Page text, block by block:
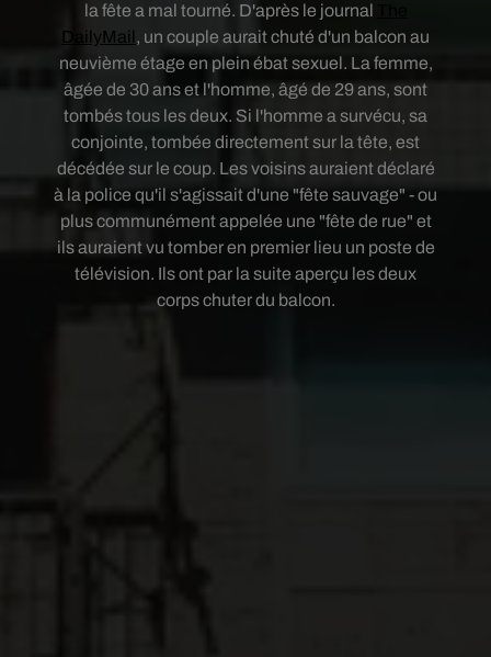
la fête a mal tourné. D'après le journal
DailyMail , un couple aurait chuté d'un balcon au
neuvième étage en plein ébat sexuel. La femme,
âgée de 30 ans et l'homme, âgé de 29 ans, sont
tombés tous les deux. Si l'homme a survécu, sa
conjointe, tombée directement sur la tête, est
décédée sur le coup. Les voisins auraient déclaré
à la police qu'il s'agissait d'une "fête sauvage" - ou
plus communément appelée une "fête de rue" et
ils auraient vu tomber en premier lieu un poste de
télévision. Ils ont par la suite aperçu les deux
corps chuter du balcon.